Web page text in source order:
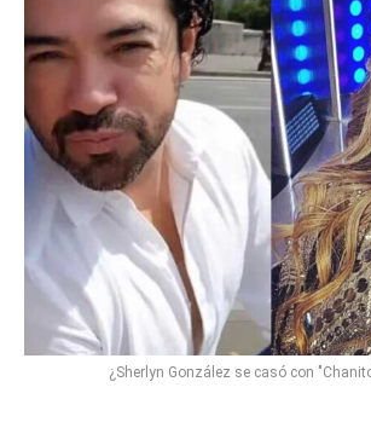
¿Sherlyn González se casó con